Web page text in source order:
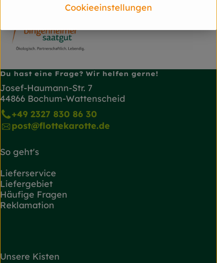
Du hast eine Frage? Wir helfen gerne!
Josef-Haumann-Str. 7
44866 Bochum-Wattenscheid
+49 2327 830 86 30
post@flottekarotte.de
So geht's
Lieferservice
Liefergebiet
Häufige Fragen
Reklamation
Unsere Kisten
Cookieeinstellungen